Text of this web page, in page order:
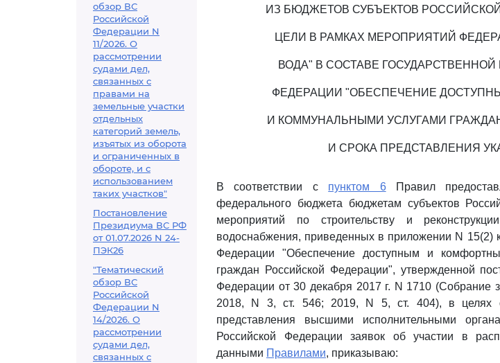
обзор ВС
Российской
Федерации N
11/2026. О
рассмотрении
судами дел,
связанных с
правами на
земельные участки
отдельных
категорий земель,
изъятых из оборота
и ограниченных в
обороте, и с
использованием
таких участков"
Постановление
Президиума ВС РФ
от 01.07.2026 N 24-
ПЭК26
"Тематический
обзор ВС
Российской
Федерации N
14/2026. О
рассмотрении
судами дел,
связанных с
ИЗ БЮДЖЕТОВ СУБЪЕКТОВ
ЦЕЛИ В РАМКАХ МЕРОПРИЯТИЙ
ВОДА" В СОСТАВЕ
ФЕДЕРАЦИИ "ОБЕСПЕЧЕНИЕ
И КОММУНАЛЬНЫМИ УСЛУГАМИ
И СРОКА ПРЕДСТАВЛЕНИЯ
В соответствии с пунктом 6Правил
федерального бюджета бюджетам субъектов
мероприятий по строительству и
водоснабжения, приведенных в приложении N 15(2)
Федерации "Обеспечение доступным и
граждан Российской Федерации", утвержденной
Федерации от 30 декабря 2017 г. N 1710 (Собрание
2018, N 3, ст. 546; 2019, N 5, ст. 404), в целях
представления высшими исполнительными
Российской Федерации заявок об участии в
данными Правилами, приказываю: